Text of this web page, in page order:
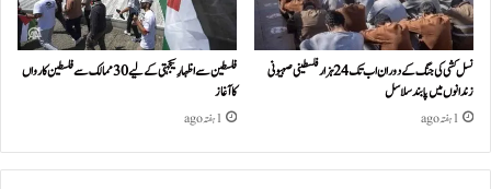
نسل کشی کی جنگ کے دوران اب تک 24ہزار فلسطینی صہیونی
زندانوں میں پابند سلاسل
1 ہفتہ ago
فلسطین سے اظہارِ یکجہتی کے لیے 30 ممالک سے فلسطین کارواں
کا آغاز
1 ہفتہ ago